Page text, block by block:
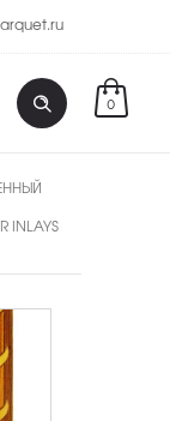
0